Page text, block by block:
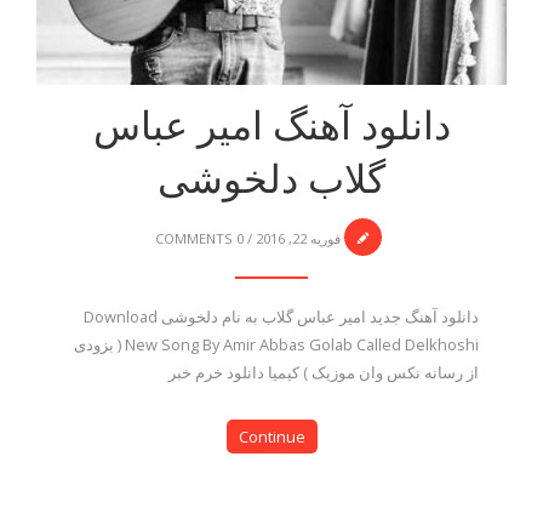
دانلود آهنگ امیر عباس
گلاب دلخوشی
فوریه 22, 2016 /
0 COMMENTS
دانلود آهنگ جدید امیر عباس گلاب به نام دلخوشی Download
New Song By Amir Abbas Golab Called Delkhoshi ( بزودی
از رسانه نکس وان موزیک ) کیمیا دانلود خرم خبر
Continue